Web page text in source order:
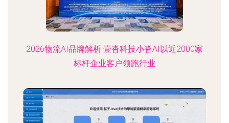
2026物流AI品牌解析 壹沓科技小沓AI以近2000家
标杆企业客户领跑行业